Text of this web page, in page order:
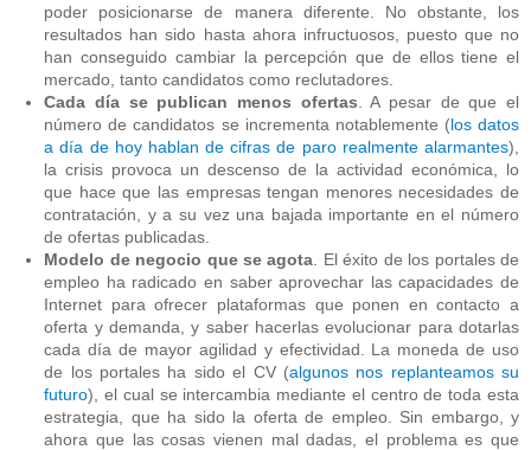
poder posicionarse de manera diferente. No obstante, los
resultados han sido hasta ahora infructuosos, puesto que no
han conseguido cambiar la percepción que de ellos tiene el
mercado, tanto candidatos como reclutadores.
Cada día se publican menos ofertas . A pesar de que el
número de candidatos se incrementa notablemente (los datos
a día de hoy hablan de cifras de paro realmente alarmantes),
la crisis provoca un descenso de la actividad económica, lo
que hace que las empresas tengan menores necesidades de
contratación, y a su vez una bajada importante en el número
de ofertas publicadas.
Modelo de negocio que se agota . El éxito de los portales de
empleo ha radicado en saber aprovechar las capacidades de
Internet para ofrecer plataformas que ponen en contacto a
oferta y demanda, y saber hacerlas evolucionar para dotarlas
cada día de mayor agilidad y efectividad. La moneda de uso
de los portales ha sido el CV (algunos nos replanteamos su
futuro), el cual se intercambia mediante el centro de toda esta
estrategia, que ha sido la oferta de empleo. Sin embargo, y
ahora que las cosas vienen mal dadas, el problema es que